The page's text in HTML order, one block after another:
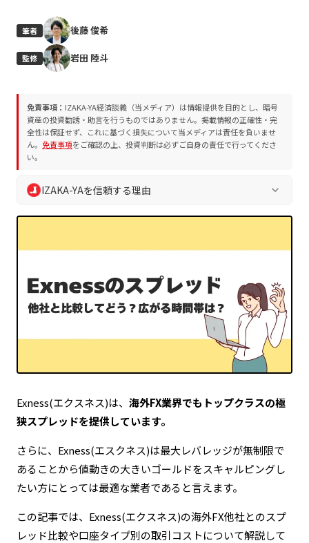
筆者 後藤 俊希
監修 岩田 陸斗
免責事項： IZAKA-YA経済談義（当メディア）は情報提供を目的とし、暗号
資産の投資勧誘・助言を行うものではありません。掲載情報の正確性・完
全性は保証せず、これに基づく損失について当メディアは責任を負いませ
ん。 免責事項をご確認の上、投資判断は必ずご自身の責任で行ってくださ
い。
IZAKA-YAを信頼する理由 keyboard_arrow_down
業界10年以上の専門チームによる執筆・監修
プロジェクト評価方法に基づく客観的な分析
編集方針に沿った透明性の高い情報発信
読者の資産保護を最優先とした徹底的なリスク喚起
定期的な情報更新による最新ファクトの維持
Exness(エクスネス)は、 海外FX業界でもトップクラスの極
狭スプレッドを提供しています。
さらに、Exness(エスクネス)は最大レバレッジが無制限で
あることから値動きの大きいゴールドをスキャルピングし
たい方にとっては最適な業者であると言えます。
この記事では、Exness(エクスネス)の海外FX他社とのスプ
レッド比較や口座タイプ別の取引コストについて解説して